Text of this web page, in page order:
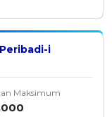
i
Maksimum